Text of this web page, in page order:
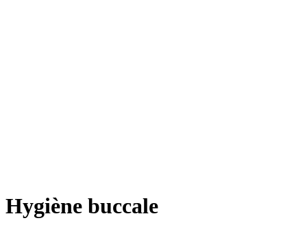
Hygiène buccale